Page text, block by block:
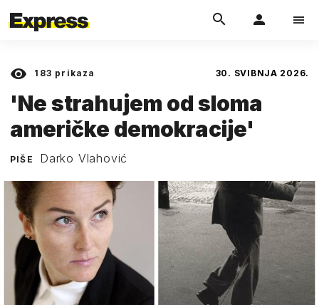
183 prikaza 30. SVIBNJA 2026.
'Ne strahujem od sloma
američke demokracije'
PIŠE Darko Vlahović